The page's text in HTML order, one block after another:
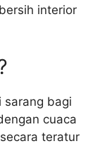
interior
sarang bagi
cuaca
teratur